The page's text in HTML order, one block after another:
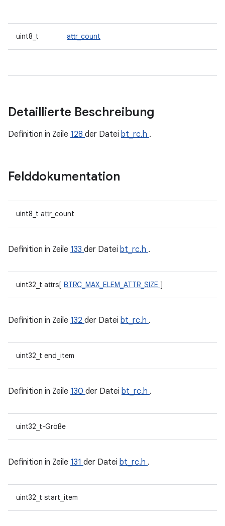
uint8_t attr_count
Detaillierte Beschreibung
Definition in Zeile 128 der Datei bt_rc.h .
Felddokumentation
uint8_t attr_count
Definition in Zeile 133 der Datei bt_rc.h .
uint32_t attrs[ BTRC_MAX_ELEM_ATTR_SIZE ]
Definition in Zeile 132 der Datei bt_rc.h .
uint32_t end_item
Definition in Zeile 130 der Datei bt_rc.h .
uint32_t-Größe
Definition in Zeile 131 der Datei bt_rc.h .
uint32_t start_item